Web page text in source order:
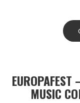
EUROPAFEST
MUSIC